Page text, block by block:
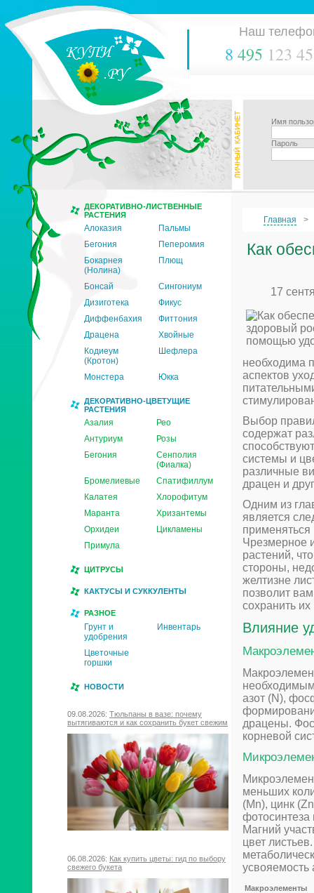
Наш
8 495 123
Имя
Пароль
ДЕКОРАТИВНО-ЛИСТВЕННЫЕ
РАСТЕНИЯ
Алоказия
Пальмы
Бегония
Пеперомия
Бокарнея
(Нолина)
Плющ
Бонсай
Сингониум
Дизиготека
Фикус
Диффенбахия
Фиттония
Драцена
Хвойные
Кодиеум
(Кротон)
Шефлера
Монстера Юкка
ДЕКОРАТИВНО-ЦВЕТУЩИЕ
РАСТЕНИЯ
Азалия
Рео
Антуриум
Розы
Бегония
Сенполия
(Фиалка)
Бромелиевые
Спатифиллум
Калатея
Хлорофитум
Маранта
Хризантемы
Орхидеи
Цикламены
Примула
ЦИТРУСЫ
КАКТУСЫ И СУККУЛЕНТЫ
РАЗНОЕ
Грунт и
удобрения
Инвентарь
Цветочные
горшки
НОВОСТИ
09.08.2026: Тюльпаны в вазе: почему
вытягиваются и как сохранить букет свежим
06.08.2026: Как купить цветы: гид по выбору
свежего букета
Главная
Как
17
необходима
аспектов
Выбор
содержат
системы и
различные
драцен и
Одним из
является
Чрезмерное
растений,
стороны,
желтизне
позволит
сохранить их
Влияние
азот (N),
драцены.
корневой
меньших
(Mn), цинк
фотосинтеза
Магний
цвет
усвояемость
Макроэлементы